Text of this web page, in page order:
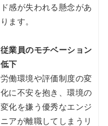
ド感が失われる懸念があ
ります。
従業員のモチベーション
低下
労働環境や評価制度の変
化に不安を抱き、環境の
変化を嫌う優秀なエンジ
ニアが離職してしまうリ